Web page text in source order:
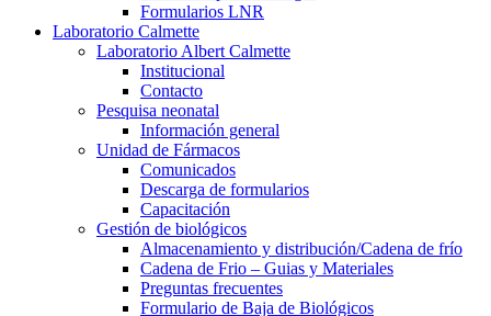
Formularios LNR
Laboratorio Calmette
Laboratorio Albert Calmette
Institucional
Contacto
Pesquisa neonatal
Información general
Unidad de Fármacos
Comunicados
Descarga de formularios
Capacitación
Gestión de biológicos
Almacenamiento y distribución/Cadena de frío
Cadena de Frio – Guias y Materiales
Preguntas frecuentes
Formulario de Baja de Biológicos